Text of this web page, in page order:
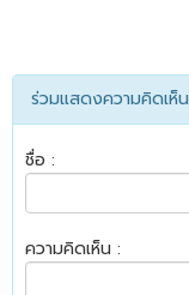
ร่วมแสดงความคิดเห็น
ชื่อ :
ความคิดเห็น :